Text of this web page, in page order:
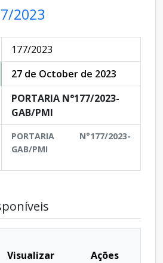
2023
177/2023
27 de October de 2023
PORTARIA N°177/2023-
GAB/PMI
PORTARIA N°177/2023-
GAB/PMI
Visualizar
Ações